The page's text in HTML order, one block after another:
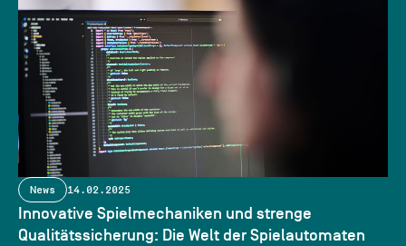
News 14.02.2025
Innovative Spielmechaniken und strenge
Qualitätssicherung: Die Welt der Spielautomaten